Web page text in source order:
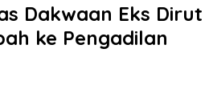
Dakwaan Eks Dirut
ke Pengadilan